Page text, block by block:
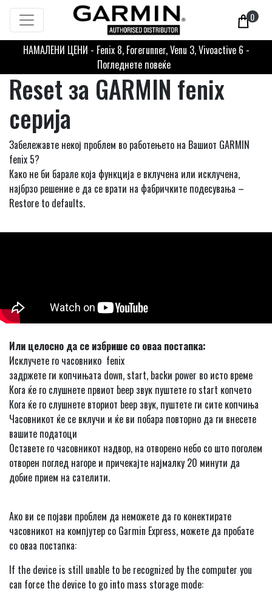
0
НАМАЛЕНИ ЦЕНИ - Fenix 8, Forerunner, Venu 3, Vivoactive 6 -
Погледнете повеќе
Reset за GARMIN fenix
серија
Забележавте некој проблем во работењето на Вашиот GARMIN
fenix 5?
Како не би барале која функција е вклучена или исклучена,
најбрзо решение е да се врати на фабричките подесувања –
Restore to defaults.
Или целосно да се избрише со оваа постапка:
Исклучете го часовнико fenix
задржете ги копчињата down, start, backи power во исто време
Кога ќе го слушнете првиот beep звук пуштете го start копчето
Кога ќе го слушнете вториот beep звук, пуштете ги сите копчиња
Часовникот ќе се вклучи и ќе ви побара повторно да ги внесете
вашите податоци
Оставете го часовникот надвор, на отворено небо со што поголем
отворен поглед нагоре и причекајте најмалку 20 минути да
добие прием на сателити.
Ако ви се појави проблем да неможете да го конектирате
часовникот на компјутер со Garmin Express, можете да пробате
со оваа постапка:
If the device is still unable to be recognized by the computer you
can force the device to go into mass storage mode: